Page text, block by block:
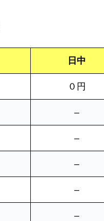
日中
０円
–
–
–
–
–